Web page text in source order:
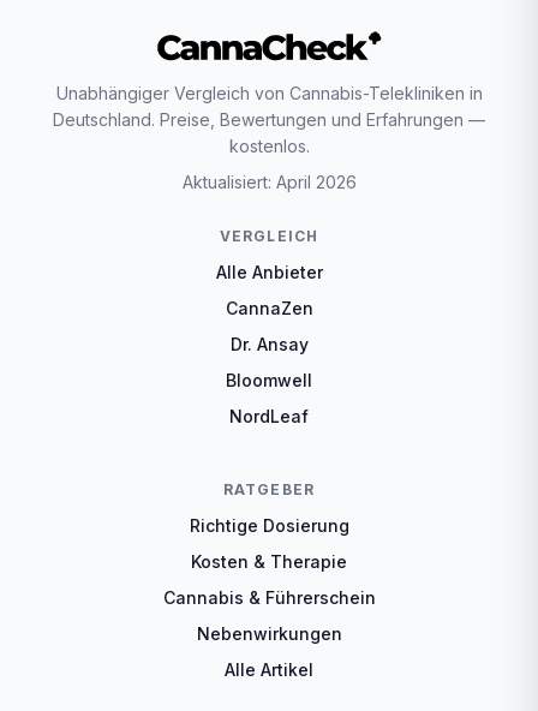
Unabhängiger Vergleich von Cannabis-Telekliniken in
Deutschland. Preise, Bewertungen und Erfahrungen —
kostenlos.
Aktualisiert: April 2026
VERGLEICH
Alle Anbieter
CannaZen
Dr. Ansay
Bloomwell
NordLeaf
RATGEBER
Richtige Dosierung
Kosten & Therapie
Cannabis & Führerschein
Nebenwirkungen
Alle Artikel